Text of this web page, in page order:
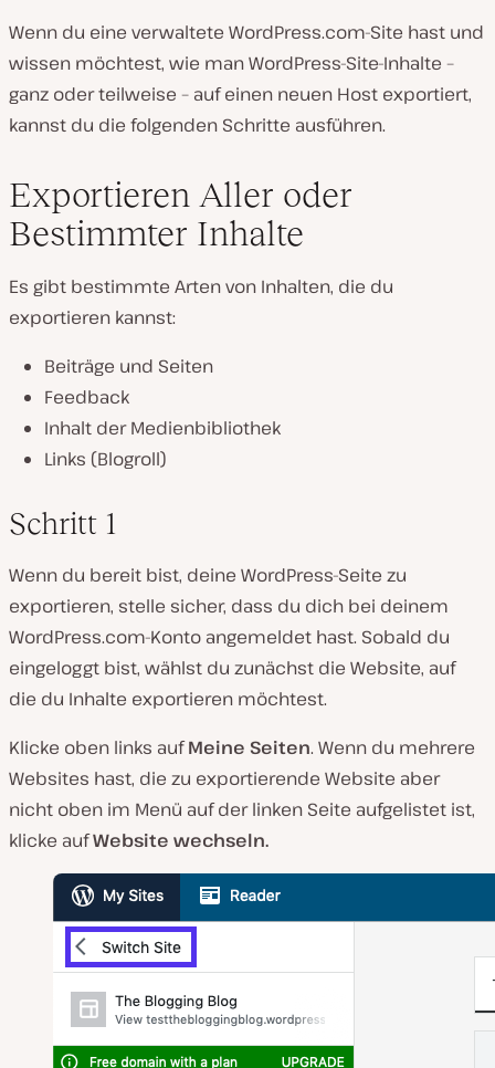
Wenn du eine verwaltete WordPress.com-Site hast und
wissen möchtest, wie man WordPress-Site-Inhalte –
ganz oder teilweise – auf einen neuen Host exportiert,
kannst du die folgenden Schritte ausführen.
Exportieren Aller oder
Bestimmter Inhalte
Es gibt bestimmte Arten von Inhalten, die du
exportieren kannst:
Beiträge und Seiten
Feedback
Inhalt der Medienbibliothek
Links (Blogroll)
Schritt 1
Wenn du bereit bist, deine WordPress-Seite zu
exportieren, stelle sicher, dass du dich bei deinem
WordPress.com-Konto angemeldet hast. Sobald du
eingeloggt bist, wählst du zunächst die Website, auf
die du Inhalte exportieren möchtest.
Klicke oben links aufMeine Seiten. Wenn du mehrere
Websites hast, die zu exportierende Website aber
nicht oben im Menü auf der linken Seite aufgelistet ist,
klicke aufWebsite wechseln.